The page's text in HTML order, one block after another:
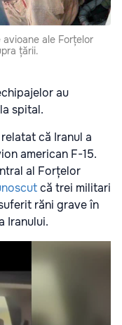
ale Forțelor
țării.
au
spital.
că Iranul a
american F-15.
al Forțelor
că trei militari
răni grave în
Iranului.